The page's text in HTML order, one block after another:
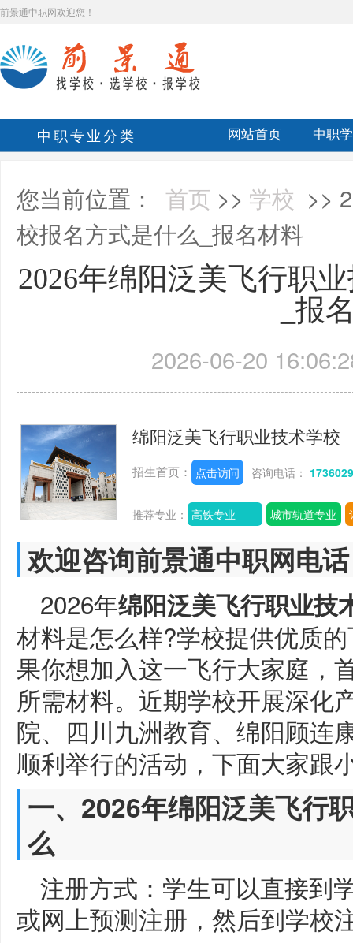
前景通中职网欢迎您！
中职专业分类 网站首页 中职
您当前位置： 首页 >> 学校 >>
校报名方式是什么_报名材料
2026年绵阳泛美飞行职
_报
2026-06-20
绵阳泛美飞行职业技术学校
招生首页： 点击访问 咨询电话：
推荐专业： 高铁专业 城市轨道专业
欢迎咨询前景通中职网电
2026年绵阳泛美飞行职业技
材料是怎么样?学校提供优质
果你想加入这一飞行大家庭，
所需材料。近期学校开展深化
院、四川九洲教育、绵阳顾连
顺利举行的活动，下面大家跟
一、2026年绵阳泛美飞行
么
注册方式：学生可以直接到
或网上预测注册，然后到学校